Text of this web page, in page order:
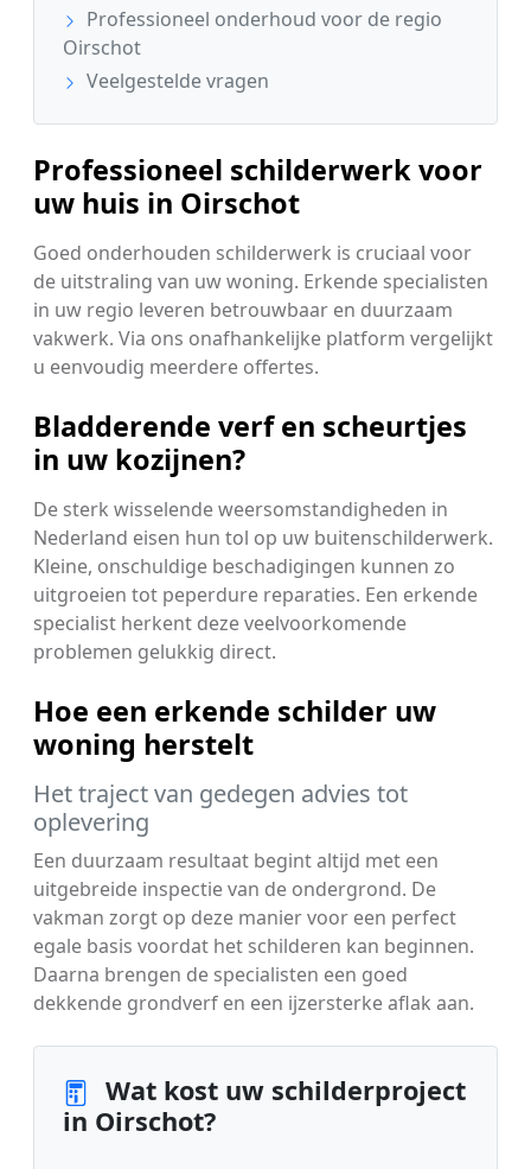
Professioneel onderhoud voor de regio
Oirschot
Veelgestelde vragen
Professioneel schilderwerk voor
uw huis in Oirschot
Goed onderhouden schilderwerk is cruciaal voor
de uitstraling van uw woning. Erkende specialisten
in uw regio leveren betrouwbaar en duurzaam
vakwerk. Via ons onafhankelijke platform vergelijkt
u eenvoudig meerdere offertes.
Bladderende verf en scheurtjes
in uw kozijnen?
De sterk wisselende weersomstandigheden in
Nederland eisen hun tol op uw buitenschilderwerk.
Kleine, onschuldige beschadigingen kunnen zo
uitgroeien tot peperdure reparaties. Een erkende
specialist herkent deze veelvoorkomende
problemen gelukkig direct.
Hoe een erkende schilder uw
woning herstelt
Het traject van gedegen advies tot
oplevering
Een duurzaam resultaat begint altijd met een
uitgebreide inspectie van de ondergrond. De
vakman zorgt op deze manier voor een perfect
egale basis voordat het schilderen kan beginnen.
Daarna brengen de specialisten een goed
dekkende grondverf en een ijzersterke aflak aan.
Wat kost uw schilderproject
in Oirschot?